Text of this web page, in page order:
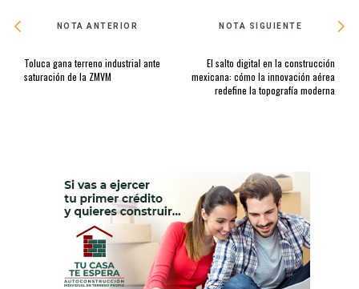
NOTA ANTERIOR
Toluca gana terreno industrial ante
saturación de la ZMVM
NOTA SIGUIENTE
El salto digital en la construcción
mexicana: cómo la innovación aérea
redefine la topografía moderna